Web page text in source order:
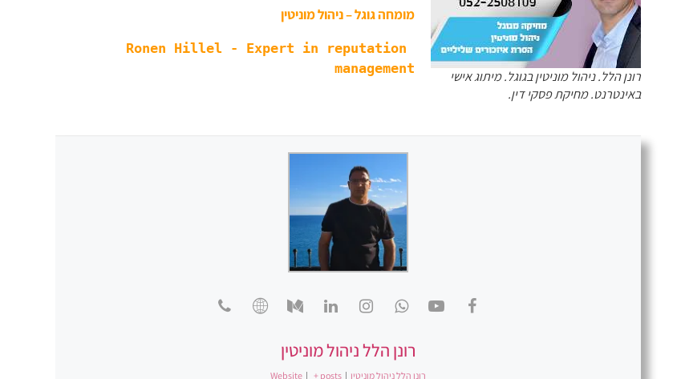
רונן הלל. ניהול מוניטין בגוגל. מיתוג אישי
באינטרנט. מחיקת פסקי דין.
מומחה גוגל – ניהול מוניטין
Ronen Hillel - Expert in reputation
management
רונן הלל ניהול מוניטין
רונן הלל ניהול מוניטין |
Website | + posts